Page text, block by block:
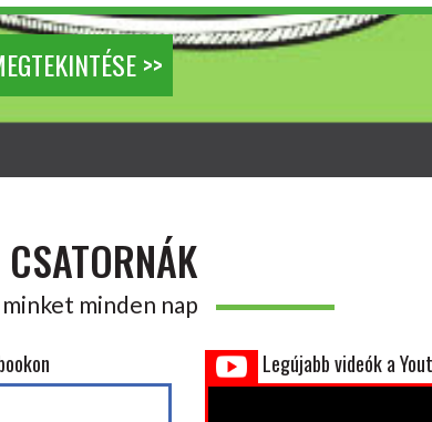
>>
minden nap
Legújabb videók a